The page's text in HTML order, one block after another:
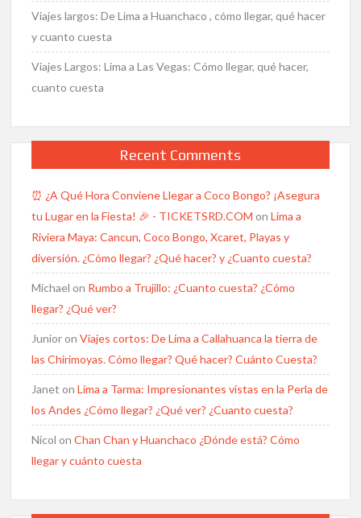
Viajes largos: De Lima a Huanchaco , cómo llegar, qué hacer
y cuanto cuesta
Viajes Largos: Lima a Las Vegas: Cómo llegar, qué hacer,
cuanto cuesta
Recent Comments
⏰ ¿A Qué Hora Conviene Llegar a Coco Bongo? ¡Asegura
tu Lugar en la Fiesta! 🎉 - TICKETSRD.COM onLima a
Riviera Maya: Cancun, Coco Bongo, Xcaret, Playas y
diversión. ¿Cómo llegar? ¿Qué hacer? y ¿Cuanto cuesta?
Michael on Rumbo a Trujillo: ¿Cuanto cuesta? ¿Cómo
llegar? ¿Qué ver?
JunioronViajes cortos: De Lima a Callahuanca la tierra de
las Chirimoyas. Cómo llegar? Qué hacer? Cuánto Cuesta?
Janet onLima a Tarma: Impresionantes vistas en la Perla de
los Andes ¿Cómo llegar? ¿Qué ver? ¿Cuanto cuesta?
Nicol onChan Chan y Huanchaco ¿Dónde está? Cómo
llegar y cuánto cuesta